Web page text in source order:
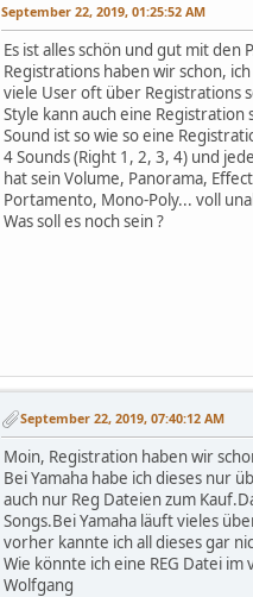
September 22, 2019, 01:25:52 AM
Es ist alles schön und gut mit den
Registrations haben wir schon,
viele User oft über Registrations
Style kann auch eine Registration
Sound ist so wie so eine
4 Sounds (Right 1, 2, 3, 4) und
hat sein Volume, Panorama,
Portamento, Mono-Poly... voll
Was soll es noch sein ?
September 22, 2019, 07:40:12 AM
Moin, Registration haben wir
Bei Yamaha habe ich dieses nur
auch nur Reg Dateien zum
Songs.Bei Yamaha läuft vieles
vorher kannte ich all dieses gar
Wie könnte ich eine REG Datei
Wolfgang